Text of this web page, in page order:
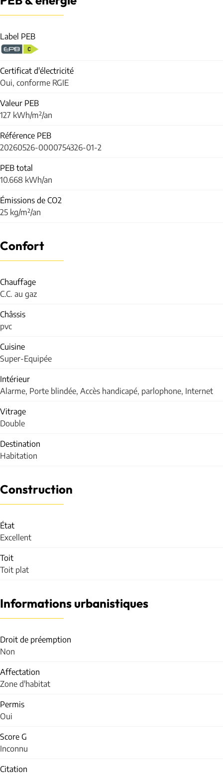
Label PEB
Certificat d'électricité
Oui, conforme RGIE
Valeur PEB
127 kWh/m²/an
Référence PEB
20260526-0000754326-01-2
PEB total
10.668 kWh/an
Émissions de CO2
25 kg/m²/an
Confort
Chauffage
C.C. au gaz
Châssis
pvc
Cuisine
Super-Equipée
Intérieur
Alarme, Porte blindée, Accès handicapé, parlophone, Internet
Vitrage
Double
Destination
Habitation
Construction
État
Excellent
Toit
Toit plat
Informations urbanistiques
Droit de préemption
Non
Affectation
Zone d'habitat
Permis
Oui
Score G
Inconnu
Citation